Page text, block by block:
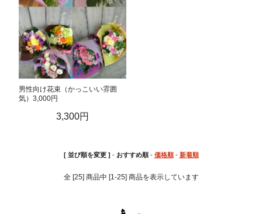
男性向け花束（かっこいい雰囲
気）3,000円
3,300円
[ 並び順を変更 ] - おすすめ順- 価格順- 新着順
全 [25] 商品中 [1-25] 商品を表示しています